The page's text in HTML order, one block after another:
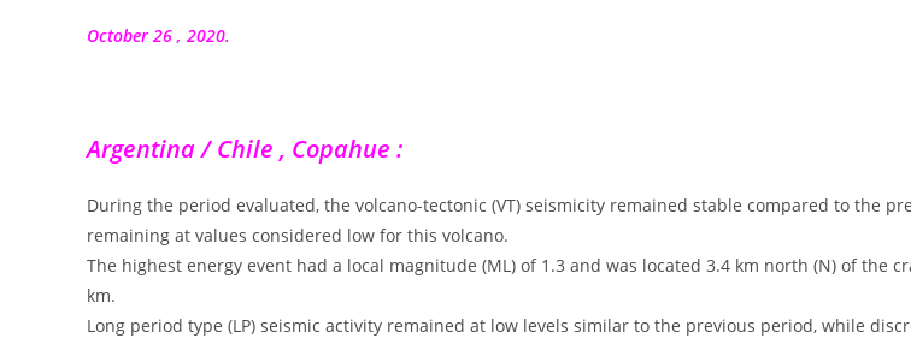
publication :
October 26 , 2020.
Argentina / Chile , Copahue :
During the period evaluated, the volcano-tectonic (VT) seismicity remained stable compared to the
remaining at values considered low for this volcano.
The highest energy event had a local magnitude (ML) of 1.3 and was located 3.4 km north (N) of the
km.
Long period type (LP) seismic activity remained at low levels similar to the previous period, while